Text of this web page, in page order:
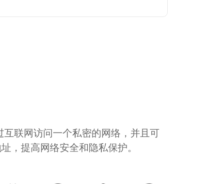
互联网访问一个私密的网络，并且可
，提高网络安全和隐私保护。